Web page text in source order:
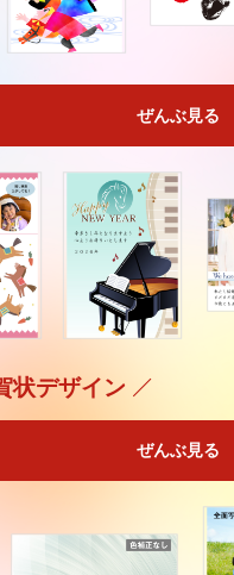
ぜんぶ見る
状デザイン
ぜんぶ見る